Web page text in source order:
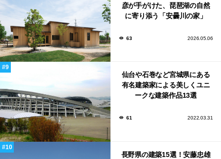
彦が手がけた、琵琶湖の自然
に寄り添う「安曇川の家」
63 2026.05.06
仙台や石巻など宮城県にある
有名建築家による美しくユニ
ークな建築作品13選
61 2022.03.31
長野県の建築15選！安藤忠雄